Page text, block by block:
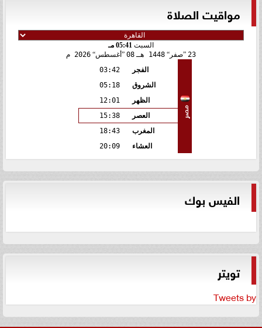
مواقيت الصلاة
السبت 05:41 مـ
23 صفر 1448 هـ 08 أغسطس 2026 م
مصر
الفجر
03:42
الشروق
05:18
الظهر
12:01
العصر
15:38
المغرب
18:43
العشاء
20:09
الفيس بوك
تويتر
Tweets by